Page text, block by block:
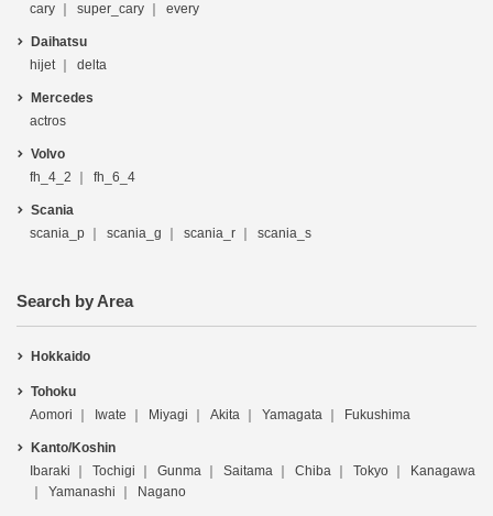
cary
super_cary every
Daihatsu
hijet
delta
Mercedes
actros
Volvo
fh_4_2
fh_6_4
Scania
scania_p
scania_g scania_r scania_s
Search by Area
Hokkaido
Tohoku
Aomori
Iwate Miyagi Akita Yamagata Fukushima
Kanto/Koshin
Ibaraki
Tochigi Gunma Saitama Chiba Tokyo
Kanagawa
Yamanashi
Nagano